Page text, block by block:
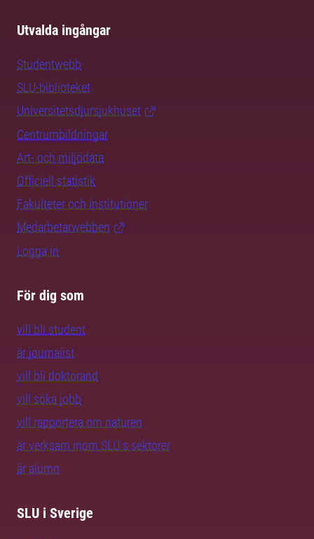
Utvalda ingångar
Studentwebb
SLU-biblioteket
Universitetsdjursjukhuset
Centrumbildningar
Art- och miljödata
Officiell statistik
Fakulteter och institutioner
Medarbetarwebben
Logga in
För dig som
vill bli student
är journalist
vill bli doktorand
vill söka jobb
vill rapportera om naturen
är verksam inom SLU:s sektorer
är alumn
SLU i Sverige